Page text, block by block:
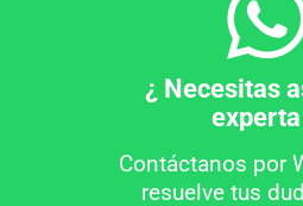
¿ Necesitas
Contáctanos por
resuelve tus